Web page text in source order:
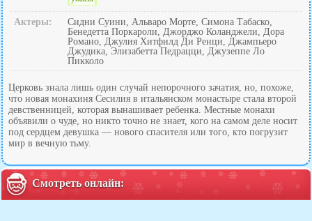
Актеры:
Сидни Суини, Альваро Морте, Симона Табаско,
Бенедетта Поркароли, Джорджо Коланджели, Дора
Романо, Джулия Хитфилд Ди Ренци, Джампьеро
Джудика, Элизабетта Педрацци, Джузеппе Ло
Пикколо
Церковь знала лишь один случай непорочного зачатия, но, похоже,
что новая монахиня Сесилия в итальянском монастыре стала второй
девственницей, которая вынашивает ребенка. Местные монахи
объявили о чуде, но никто точно не знает, кого на самом деле носит
под сердцем девушка — нового спасителя или того, кто погрузит
мир в вечную тьму.
Смотреть онлайн: